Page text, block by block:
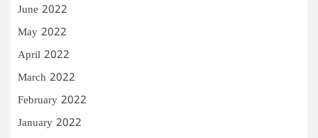
June 2022
May 2022
April 2022
March 2022
February 2022
January 2022